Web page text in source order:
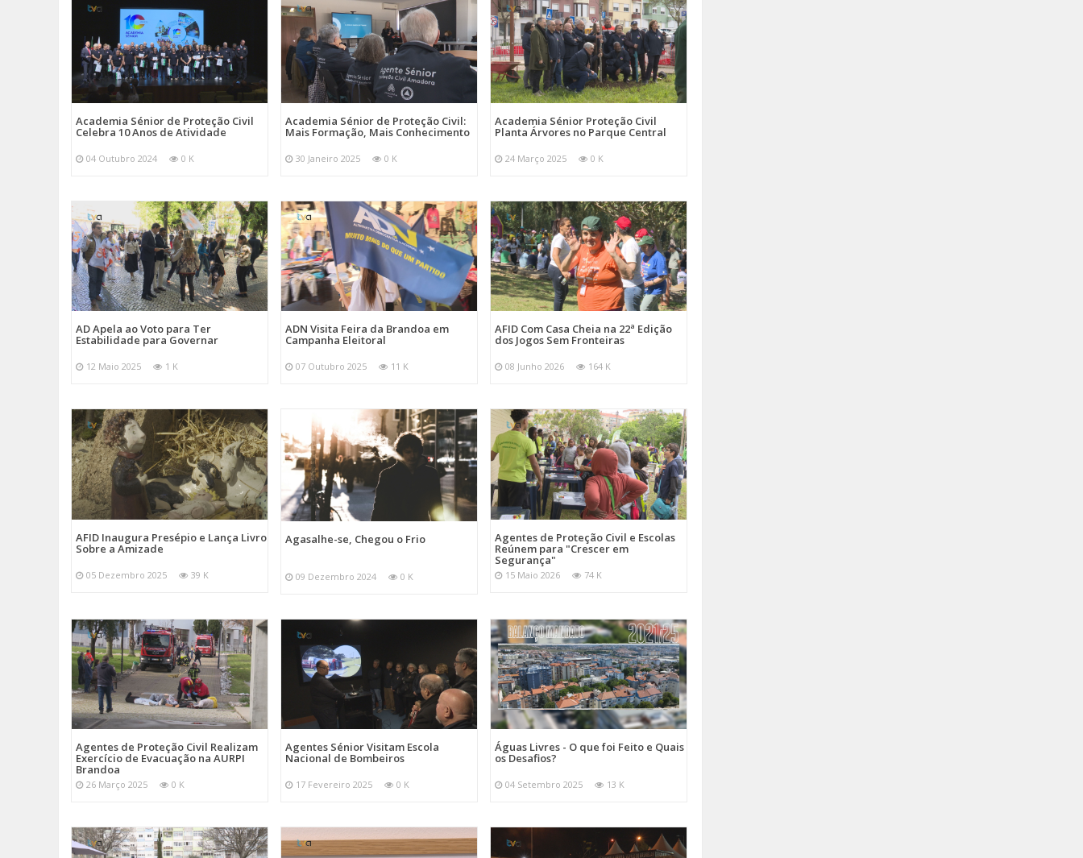
Academia Sénior de Proteção Civil
Celebra 10 Anos de Atividade
04 Outubro 2024 0 K
Academia Sénior de Proteção Civil:
Mais Formação, Mais Conhecimento
30 Janeiro 2025 0 K
Academia Sénior Proteção Civil
Planta Árvores no Parque Central
24 Março 2025 0 K
AD Apela ao Voto para Ter
Estabilidade para Governar
12 Maio 2025 1 K
ADN Visita Feira da Brandoa em
Campanha Eleitoral
07 Outubro 2025 11 K
AFID Com Casa Cheia na 22ª Edição
dos Jogos Sem Fronteiras
08 Junho 2026 164 K
AFID Inaugura Presépio e Lança Livro
Sobre a Amizade
05 Dezembro 2025 39 K
Agasalhe-se, Chegou o Frio
09 Dezembro 2024 0 K
Agentes de Proteção Civil e Escolas
Reúnem para "Crescer em
Segurança"
15 Maio 2026 74 K
Agentes de Proteção Civil Realizam
Exercício de Evacuação na AURPI
Brandoa
26 Março 2025 0 K
Agentes Sénior Visitam Escola
Nacional de Bombeiros
17 Fevereiro 2025 0 K
Águas Livres - O que foi Feito e Quais
os Desafios?
04 Setembro 2025 13 K